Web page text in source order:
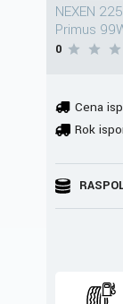
NEXEN
Primus
0
Cena
Rok